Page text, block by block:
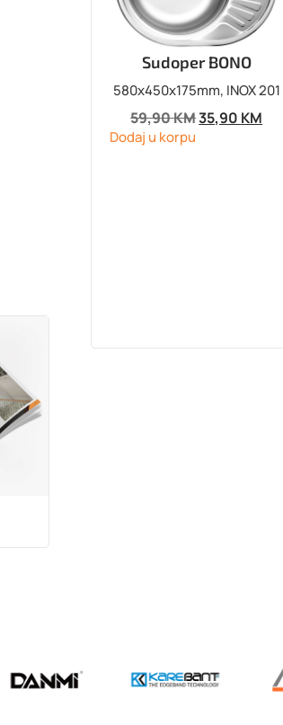
Sudoper BONO
580x450x175mm, INOX 201
59,90KM35,90 KM
Dodaj u korpu